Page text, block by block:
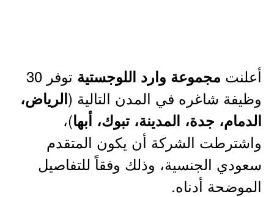
أعلنت مجموعة وارد اللوجستية
توفر 30
وظيفة شاغره في المدن التالية (الرياض،
الدمام، جدة، المدينة، تبوك، أبها)،
واشترطت الشركة أن يكون المتقدم
سعودي الجنسية، وذلك وفقاً للتفاصيل
الموضحة أدناه.